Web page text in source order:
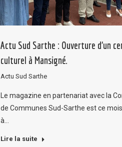
Actu Sud Sarthe : Ouverture d’un
culturel à Mansigné.
Actu Sud Sarthe
Le magazine en partenariat avec la
de Communes Sud-Sarthe est ce
à…
Lire la suite